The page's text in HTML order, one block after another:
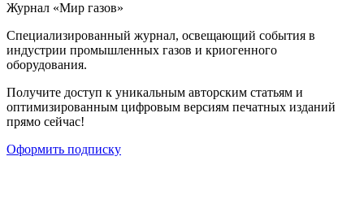
Журнал «Мир газов»
Cпециализированный журнал, освещающий события в
индустрии промышленных газов и криогенного
оборудования.
Получите доступ к уникальным авторским статьям и
оптимизированным цифровым версиям печатных изданий
прямо сейчас!
Оформить подписку